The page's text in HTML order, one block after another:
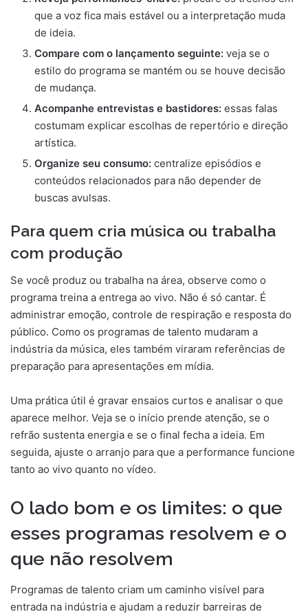
que a voz fica mais estável ou a interpretação muda
de ideia.
Compare com o lançamento seguinte: veja se o
estilo do programa se mantém ou se houve decisão
de mudança.
Acompanhe entrevistas e bastidores: essas falas
costumam explicar escolhas de repertório e direção
artística.
Organize seu consumo: centralize episódios e
conteúdos relacionados para não depender de
buscas avulsas.
Para quem cria música ou trabalha
com produção
Se você produz ou trabalha na área, observe como o
programa treina a entrega ao vivo. Não é só cantar. É
administrar emoção, controle de respiração e resposta do
público. Como os programas de talento mudaram a
indústria da música, eles também viraram referências de
preparação para apresentações em mídia.
Uma prática útil é gravar ensaios curtos e analisar o que
aparece melhor. Veja se o início prende atenção, se o
refrão sustenta energia e se o final fecha a ideia. Em
seguida, ajuste o arranjo para que a performance funcione
tanto ao vivo quanto no vídeo.
O lado bom e os limites: o que
esses programas resolvem e o
que não resolvem
Programas de talento criam um caminho visível para
entrada na indústria e ajudam a reduzir barreiras de